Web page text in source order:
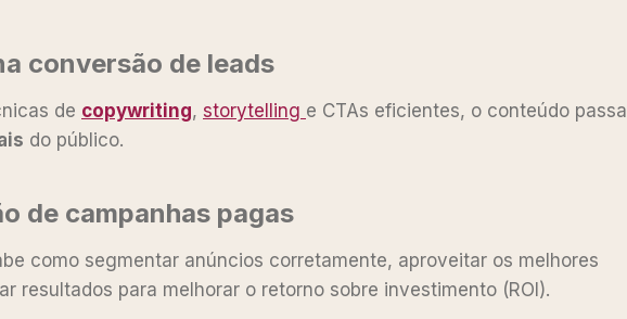
conversão de leads
de copywriting, storytelling e CTAs eficientes, o conteúdo passa
do público.
de campanhas pagas
como segmentar anúncios corretamente, aproveitar os melhores
resultados para melhorar o retorno sobre investimento (ROI).